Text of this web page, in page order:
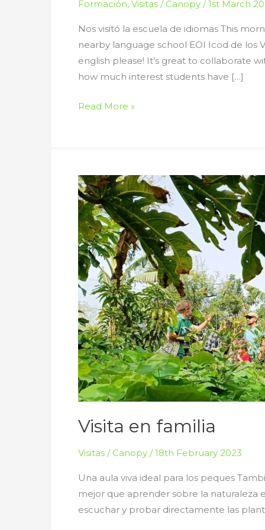
Formación, Visitas / Canopy /1st March
Nos visitó la escuela de idiomas This
nearby language school EOI Icod de los
english please! It’s great to collaborate
how much interest students have […]
Visita
Read More »
Visita en familia
Visitas / Canopy /18th February 2023
Una aula viva ideal para los peques
mejor que aprender sobre la naturaleza
escuchar y probar directamente las